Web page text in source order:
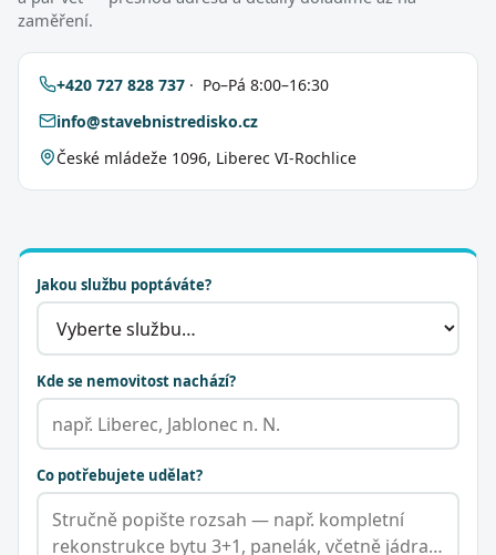
zaměření.
+420 727 828 737 · Po–Pá 8:00–16:30
info@stavebnistredisko.cz
České mládeže 1096, Liberec VI-Rochlice
Jakou službu poptáváte?
Kde se nemovitost nachází?
Co potřebujete udělat?